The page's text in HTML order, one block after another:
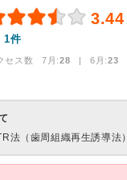
3.44
1件
セス数 7月:28 | 6月:23
法（歯周組織再生誘導法）